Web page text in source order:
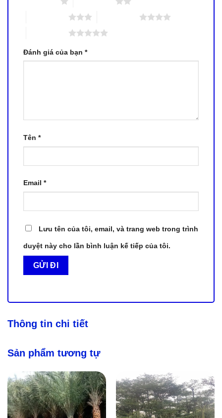
Đánh giá của bạn *
Tên *
Email *
Lưu tên của tôi, email, và trang web trong trình
duyệt này cho lần bình luận kế tiếp của tôi.
Thông tin chi tiết
Sản phẩm tương tự